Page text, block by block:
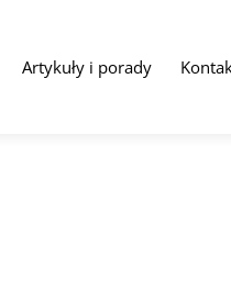
Artykuły i porady